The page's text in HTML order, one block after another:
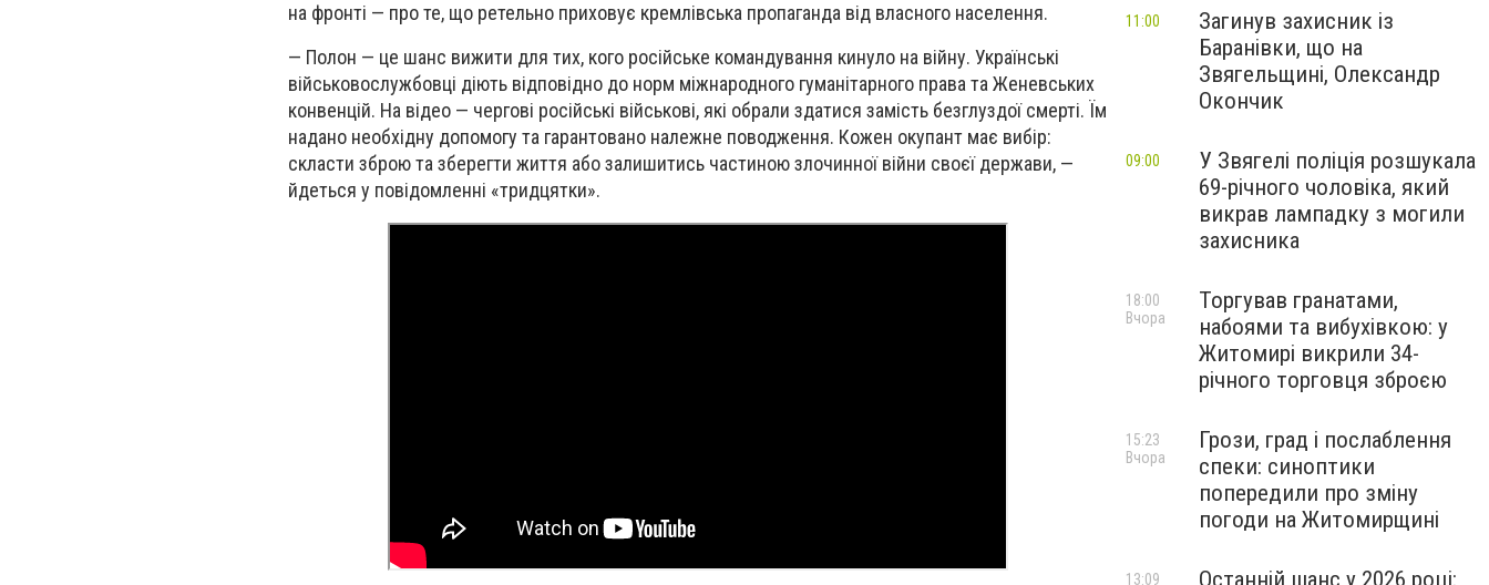
на фронті — про те, що ретельно приховує кремлівська пропаганда від власного населення.
— Полон — це шанс вижити для тих, кого російське командування кинуло на війну. Українські
військовослужбовці діють відповідно до норм міжнародного гуманітарного права та Женевських
конвенцій. На відео — чергові російські військові, які обрали здатися замість безглуздої смерті. Їм
надано необхідну допомогу та гарантовано належне поводження. Кожен окупант має вибір:
скласти зброю та зберегти життя або залишитись частиною злочинної війни своєї держави, —
йдеться у повідомленні «тридцятки».
Загинув захисник із
Баранівки, що на
Звягельщині, Олександр
Окончик
11:00
У Звягелі поліція розшукала
69-річного чоловіка, який
викрав лампадку з могили
захисника
09:00
Торгував гранатами,
набоями та вибухівкою: у
Житомирі викрили 34-
річного торговця зброєю
18:00
Вчора
Грози, град і послаблення
спеки: синоптики
попередили про зміну
погоди на Житомирщині
15:23
Вчора
Останній шанс у 2026 році:
13:09